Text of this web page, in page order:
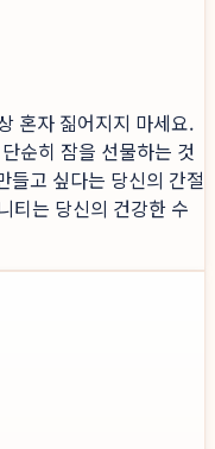
혼자 짊어지지 마세요.
순히 잠을 선물하는 것
들고 싶다는 당신의 간절
티는 당신의 건강한 수